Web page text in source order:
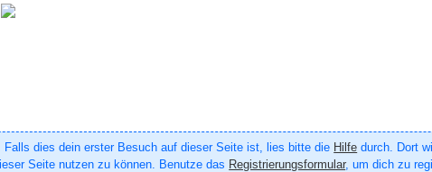
dies dein erster Besuch auf dieser Seite ist, lies bitte die Hilfe durch. Dort
Seite nutzen zu können. Benutze das Registrierungsformular, um dich zu